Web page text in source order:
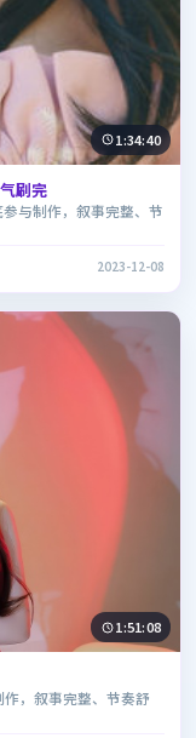
1:34:40
刷完
与制作，叙事完整、节
2023-12-08
1:51:08
作，叙事完整、节奏舒